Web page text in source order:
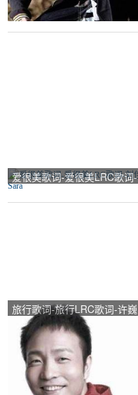
爱很美歌词-爱很美LRC歌词-
旅行歌词-旅行LRC歌词-许巍